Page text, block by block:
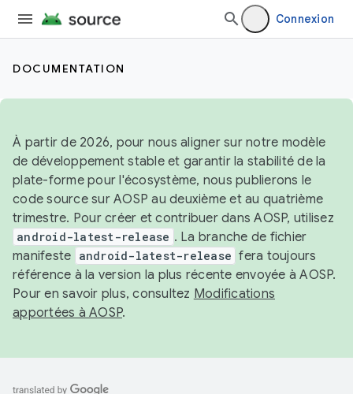
Connexion
DOCUMENTATION
À partir de 2026, pour nous aligner sur notre modèle
de développement stable et garantir la stabilité de la
plate-forme pour l'écosystème, nous publierons le
code source sur AOSP au deuxième et au quatrième
trimestre. Pour créer et contribuer dans AOSP, utilisez
android-latest-release . La branche de fichier
manifeste android-latest-release fera toujours
référence à la version la plus récente envoyée à AOSP.
Pour en savoir plus, consultez Modifications
apportées à AOSP.